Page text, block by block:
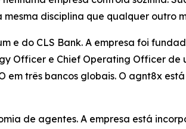
disciplina que qualquer outro
e do CLS Bank. A empresa foi
Officer e Chief Operating Officer de
três bancos globais. O agnt8x
de agentes. A empresa está